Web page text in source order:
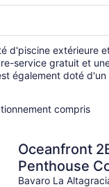
d'piscine extérieure
service gratuit et
également doté
compris
Oceanfront
Penthouse
Bavaro La